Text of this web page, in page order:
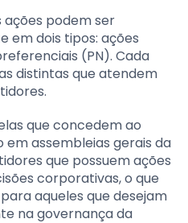
ações podem ser
em dois tipos: ações
(PN). Cada
distintas que atendem
que concedem ao
assembleias gerais da
que possuem ações
corporativas, o que
aqueles que desejam
na governança da